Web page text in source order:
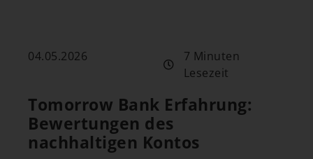
04.05.2026
7 Minuten
Lesezeit
Tomorrow Bank Erfahrung:
Bewertungen des
nachhaltigen Kontos